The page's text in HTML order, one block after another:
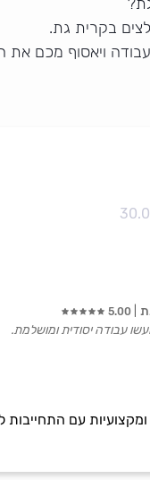
בקרית גת.
ויאסוף מכם
עם
5.00
עבודה יסודית ומושלמת.